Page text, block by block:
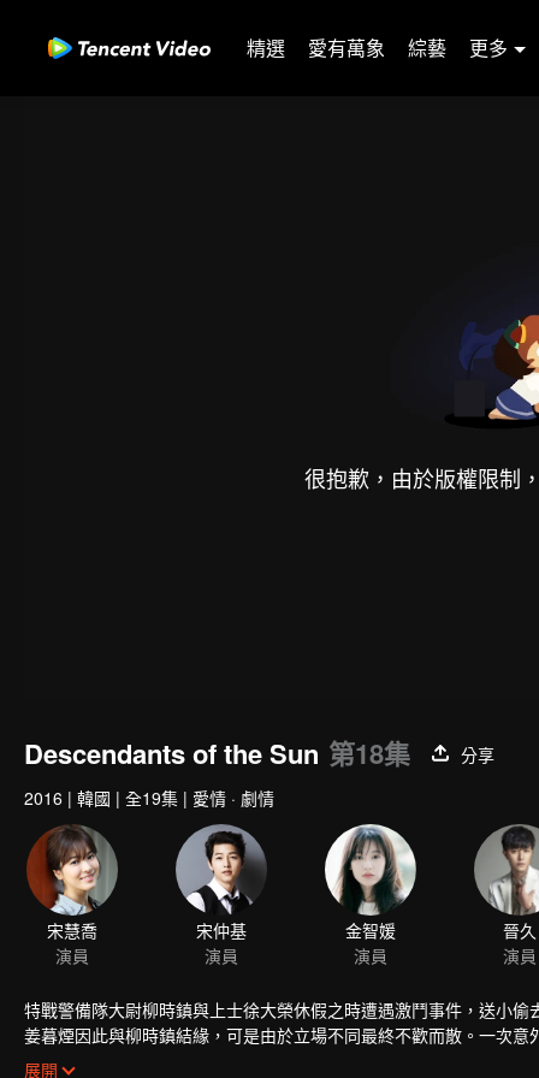
精選 愛有萬象 綜藝 更多
很抱歉，由於版權限制
Descendants of the Sun 第18集
分享
2016 | 韓國 | 全19集 | 愛情 · 劇情
宋慧喬
演員
宋仲基
演員
金智媛
演員
晉久
演員
特戰警備隊大尉柳時鎮與上士徐大榮休假之時遭遇激鬥事件，送小
姜暮煙因此與柳時鎮結緣，可是由於立場不同最終不歡而散。一次
姜暮煙與柳時鎮無數次並肩作戰，感情得到了昇華。可是回國後姜
展開